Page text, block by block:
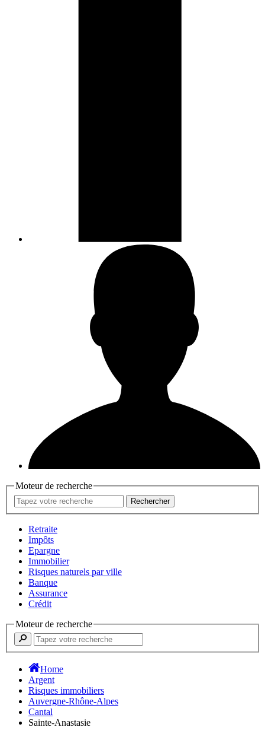
Moteur de recherche
Rechercher
Retraite
Impôts
Epargne
Immobilier
Risques naturels par ville
Banque
Assurance
Crédit
Moteur de recherche
Home
Argent
Risques immobiliers
Auvergne-Rhône-Alpes
Cantal
Sainte-Anastasie